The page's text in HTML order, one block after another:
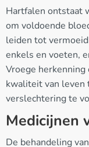
Hartfalen ontstaat
om voldoende
leiden tot
enkels en voeten,
Vroege
kwaliteit van leven
verslechtering te
Medicijnen
De behandeling